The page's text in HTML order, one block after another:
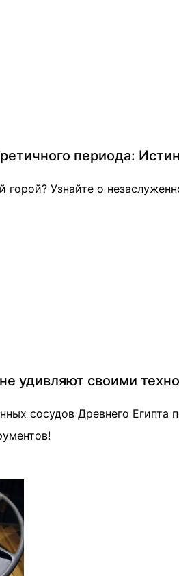
периода:
Узнайте о
удивляют своими
сосудов Древнего Египта